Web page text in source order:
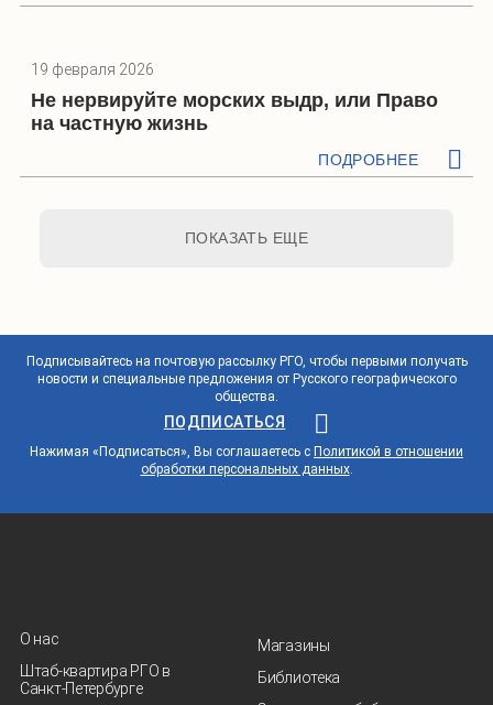
19 февраля 2026
Не нервируйте морских выдр, или Право
на частную жизнь
ПОДРОБНЕЕ
ПОКАЗАТЬ ЕЩЕ
Подписывайтесь на почтовую рассылку РГО, чтобы первыми получать
новости и специальные предложения от Русского географического
общества.
ПОДПИСАТЬСЯ
Нажимая «Подписаться», Вы соглашаетесь с Политикой в отношении
обработки персональных данных.
О нас
Штаб-квартира РГО в
Санкт‑Петербурге
Магазины
Библиотека